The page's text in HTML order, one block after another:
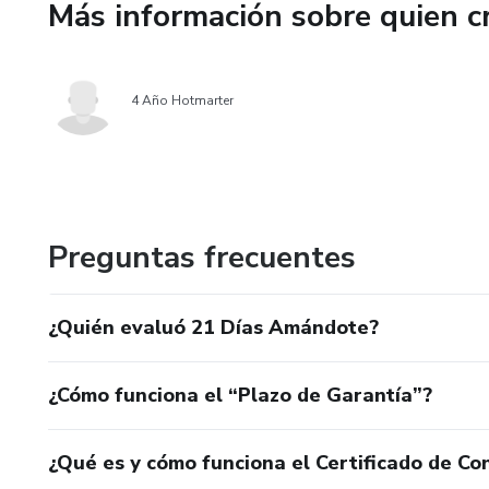
👉 En solo 21 días, pasarás
construir una vida basada en
Más información sobre quien
4 Año Hotmarter
Preguntas frecuentes
¿Quién evaluó 21 Días Amándote?
¿Cómo funciona el “Plazo de Garantía”?
¿Qué es y cómo funciona el Certificado de